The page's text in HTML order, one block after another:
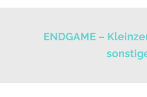
ENDGAME –